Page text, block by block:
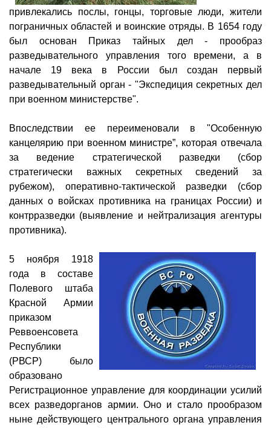
привлекались послы, гонцы, торговые люди, жители
пограничных областей и воинские отряды. В 1654 году
был основан Приказ тайных дел - прообраз
разведывательного управления того времени, а в
начале 19 века в России был создан первый
разведывательный орган - "Экспедиция секретных дел
при военном министерстве".
Впоследствии ее переименовали в "Особенную
канцелярию при военном министре”, которая отвечала
за ведение стратегической разведки (сбор
стратегически важных секретных сведений за
рубежом), оперативно-тактической разведки (сбор
данных о войсках противника на границах России) и
контрразведки (выявление и нейтрализация агентуры
противника).
5 ноября 1918
года в составе
Полевого штаба
Красной Армии
приказом
Реввоенсовета
Республики
(РВСР) было
образовано
Регистрационное управление для координации усилий
всех разведорганов армии. Оно и стало прообразом
ныне действующего центрального органа управления